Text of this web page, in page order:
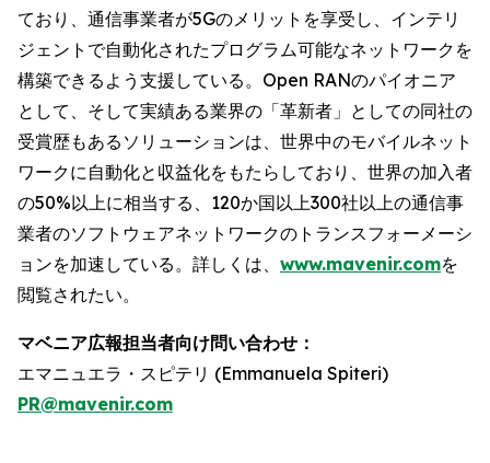
ており、通信事業者が5Gのメリットを享受し、インテリ
ジェントで自動化されたプログラム可能なネットワークを
構築できるよう支援している。Open RANのパイオニア
として、そして実績ある業界の「革新者」としての同社の
受賞歴もあるソリューションは、世界中のモバイルネット
ワークに自動化と収益化をもたらしており、世界の加入者
の50%以上に相当する、120か国以上300社以上の通信事
業者のソフトウェアネットワークのトランスフォーメーシ
ョンを加速している。詳しくは、 www.mavenir.comを
閲覧されたい。
マベニア広報担当者向け問い合わせ：
エマニュエラ・スピテリ (Emmanuela Spiteri)
PR@mavenir.com